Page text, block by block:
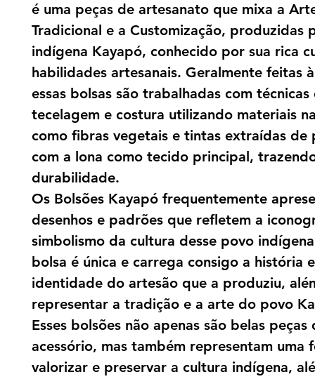
é uma peças de artesanato que mixa a
Tradicional e a Customização, produzidas
indígena Kayapó, conhecido por sua rica
habilidades artesanais. Geralmente feitas
essas bolsas são trabalhadas com técnicas
tecelagem e costura utilizando materiais
como fibras vegetais e tintas extraídas de
com a lona como tecido principal,
durabilidade.
Os Bolsões Kayapó frequentemente
desenhos e padrões que refletem a
simbolismo da cultura desse povo
bolsa é única e carrega consigo a história
identidade do artesão que a produziu,
representar a tradição e a arte do povo
Esses bolsões não apenas são belas peças
acessório, mas também representam uma
valorizar e preservar a cultura indígena,